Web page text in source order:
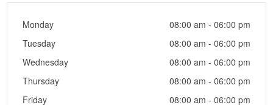
Monday
08:00 am - 06:00 pm
Tuesday
08:00 am - 06:00 pm
Wednesday
08:00 am - 06:00 pm
Thursday
08:00 am - 06:00 pm
Friday
08:00 am - 06:00 pm